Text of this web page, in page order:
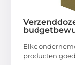
Elke
producten